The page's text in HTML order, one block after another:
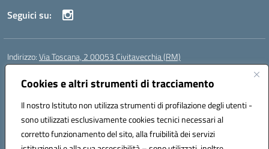
Cookies e altri strumenti di tracciamento
Il nostro Istituto non utilizza strumenti di profilazione degli utenti -
sono utilizzati esclusivamente cookies tecnici necessari al
corretto funzionamento del sito, alla fruibilità dei servizi
Seguici su:
Indirizzo:Via Toscana, 2 00053 Civitavecchia (RM)
Centralino:
Posta elettronica certificata (PEC):rmic8b900g@pec.istruzione.it
Codice fiscale: 91038380589
Codice meccanografico:RMIC8B900G
Codice Indice delle Pubbliche Amministrazioni (IPA): istsc_rmic8b900g
Codice unico di fatturazione (CUF): UFP4NO